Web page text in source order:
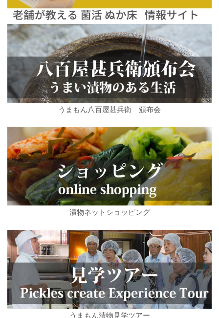
うまもん八百屋甚兵衛 頒布会
漬物ネットショッピング
うまもん漬物見学ツアー